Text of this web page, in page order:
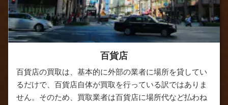
百貨店
百貨店の買取は、基本的に外部の業者に場所を貸してい
るだけで、百貨店自体が買取を行っている訳ではありま
せん。そのため、買取業者は百貨店に場所代など払わね